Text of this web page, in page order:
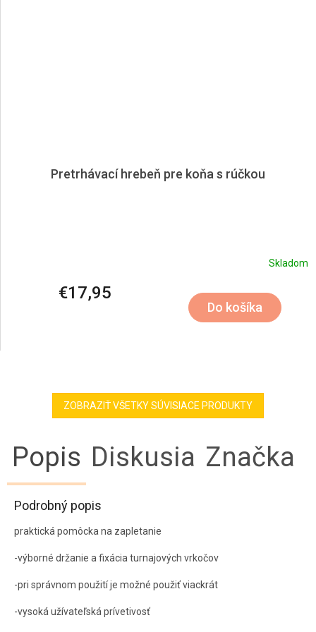
Pretrhávací hrebeň pre koňa s rúčkou
Skladom
€17,95
Do košíka
ZOBRAZIŤ VŠETKY SÚVISIACE PRODUKTY
Popis Diskusia Značka
Podrobný popis
praktická pomôcka na zapletanie
-výborné držanie a fixácia turnajových vrkočov
-pri správnom použití je možné použiť viackrát
-vysoká užívateľská prívetivosť